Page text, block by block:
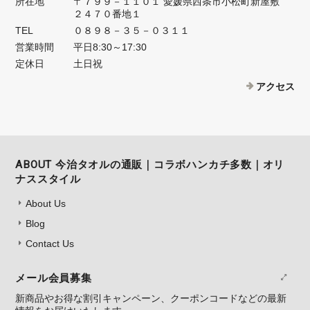
２４７０番地１
TEL
０８９８－３５－０３１１
営業時間
平日8:30～17:30
定休日
土日祝
アクセス
ABOUT 今治タオルの通販｜コラボハンカチ多数｜オリ
ナススタイル
About Us
Blog
Contact Us
メール会員募集
新商品やお得な割引キャンペーン、クーポンコードなどの最新